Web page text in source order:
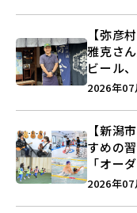
【弥彦
雅克さ
ビール
史”に
2026年07
【新潟
すめの
「オー
キック
2026年07